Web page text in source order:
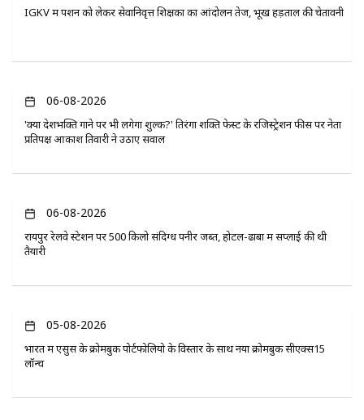
IGKV में पेंशन को लेकर सेवानिवृत्त शिक्षकों का आंदोलन तेज, भूख हड़ताल की चेतावनी
06-08-2026
'क्या देशभक्ति गाने पर भी लगेगा शुल्क?' तिरंगा शक्ति फेस्ट के रजिस्ट्रेशन फीस पर नेता
प्रतिपक्ष आकाश तिवारी ने उठाए सवाल
06-08-2026
रायपुर रेलवे स्टेशन पर 500 किलो संदिग्ध पनीर जब्त, होटल-ढाबों में सप्लाई की थी
तैयारी
05-08-2026
भारत में एसुस के क्रोमबुक पोर्टफोलियो के विस्तार के साथ नया क्रोमबुक सीएक्स15
लॉन्च